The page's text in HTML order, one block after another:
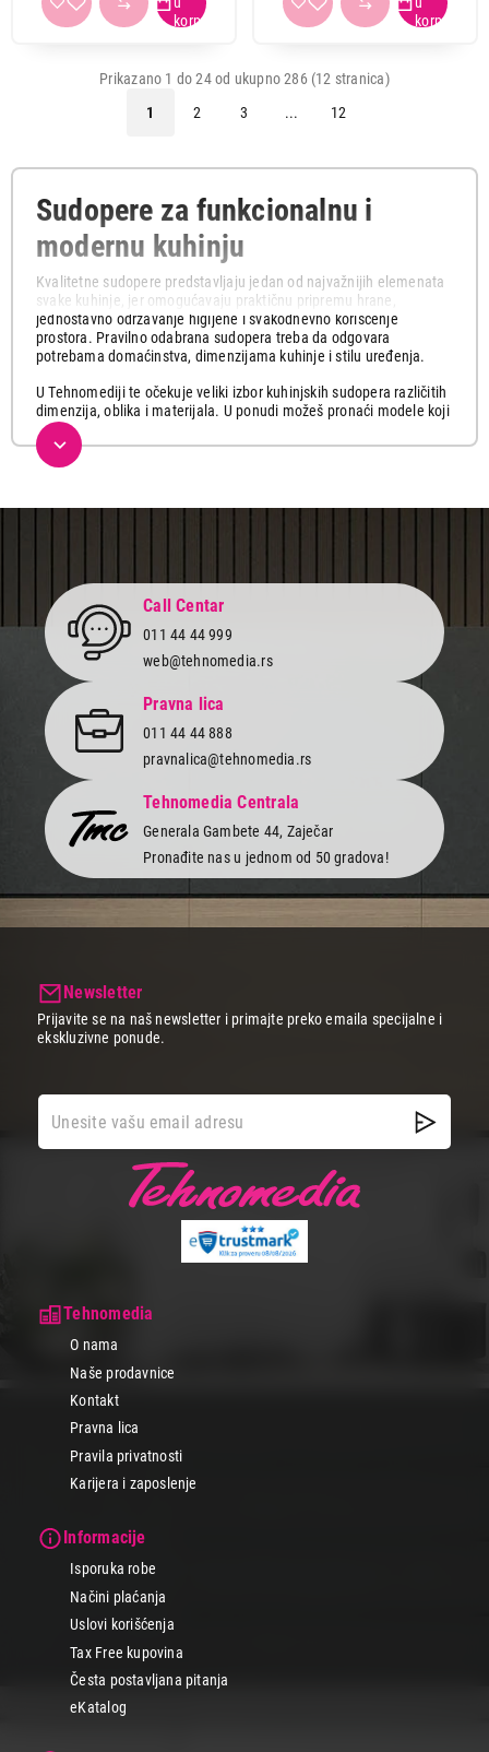
Prikazano 1 do 24 od ukupno 286 (12 stranica)
1
2 3 ... 12
Sudopere za funkcionalnu i
modernu kuhinju
Kvalitetne sudopere predstavljaju jedan od najvažnijih elemenata
svake kuhinje, jer omogućavaju praktičnu pripremu hrane,
jednostavno održavanje higijene i svakodnevno korišćenje
prostora. Pravilno odabrana sudopera treba da odgovara
potrebama domaćinstva, dimenzijama kuhinje i stilu uređenja.
U Tehnomediji te očekuje veliki izbor kuhinjskih sudopera različitih
dimenzija, oblika i materijala. U ponudi možeš pronaći modele koji
se lako uklapaju u moderne i klasične kuhinje, sa rešenjima
prilagođenim različitim načinima montaže i potrebama korisnika.
dugotrajnost i moderan izgled. Istraži naš web shop i poruči online
brzo i jednostavno, uz brzu dostavu i podršku našeg stručnog tima.
Call Centar
011 44 44 999
web@tehnomedia.rs
Pravna lica
011 44 44 888
pravnalica@tehnomedia.rs
Tehnomedia Centrala
Generala Gambete 44, Zaječar
Pronađite nas u jednom od 50 gradova!
Tehnomedia
O nama
Naše prodavnice
Kontakt
Pravna lica
Pravila privatnosti
Karijera i zaposlenje
Informacije
Isporuka robe
Načini plaćanja
Uslovi korišćenja
Tax Free kupovina
Česta postavljana pitanja
eKatalog
Newsletter
Prijavite se na naš newsletter i primajte preko emaila specijalne i
ekskluzivne ponude.